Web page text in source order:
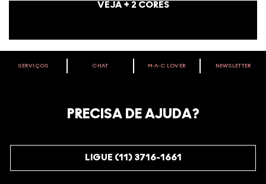
VEJA + 2 CORES
VOCÊ É M·A·C LOVER?
começando com 10% de desconto na sua próxima compra.
SERVIÇOS CHAT M∙A∙C LOVER NEWSLETTER
PRECISA DE AJUDA?
LIGUE (11) 3716-1661